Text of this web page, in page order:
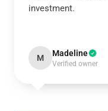
investment.
M Madeline
Verified owner